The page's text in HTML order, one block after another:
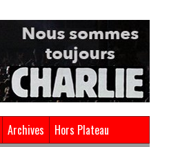
Archives Hors Plateau
le cirque, les lauréats 2026 !
Le palmarès des prix SACD
2026
10 lauréats du Fonds
2026